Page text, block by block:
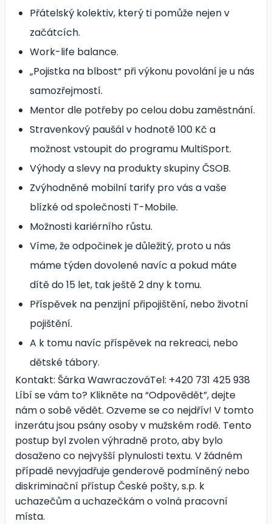
Přátelský kolektiv, který ti pomůže nejen v
začátcích.
Work-life balance.
„Pojistka na blbost“ při výkonu povolání je u nás
samozřejmostí.
Mentor dle potřeby po celou dobu zaměstnání.
Stravenkový paušál v hodnotě 100 Kč a
možnost vstoupit do programu MultiSport.
Výhody a slevy na produkty skupiny ČSOB.
Zvýhodněné mobilní tarify pro vás a vaše
blízké od společnosti T-Mobile.
Možnosti kariérního růstu.
Víme, že odpočinek je důležitý, proto u nás
máme týden dovolené navíc a pokud máte
dítě do 15 let, tak ještě 2 dny k tomu.
Příspěvek na penzijní připojištění, nebo životní
pojištění.
A k tomu navíc příspěvek na rekreaci, nebo
dětské tábory.
Kontakt: Šárka WawraczováTel: +420 731 425 938
Líbí se vám to? Klikněte na “Odpovědět”, dejte
nám o sobě vědět. Ozveme se co nejdřív! V tomto
inzerátu jsou psány osoby v mužském rodě. Tento
postup byl zvolen výhradně proto, aby bylo
dosaženo co nejvyšší plynulosti textu. V žádném
případě nevyjadřuje genderově podmíněný nebo
diskriminační přístup České pošty, s.p. k
uchazečům a uchazečkám o volná pracovní
místa.